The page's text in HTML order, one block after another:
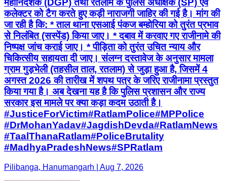
महानिदेशक (DGP) तथा रतलाम के पुलिस अधीक्षक (SP) एवं
कलेक्टर को टैग करते हुए कड़ी नाराजगी जाहिर की गई है। मांग की
जा रही है कि: * ताल थाना एसआई पंकज बम्होरिया को तुरंत प्रभाव
से निलंबित (सस्पेंड) किया जाए। * दबाव में करवाए गए राजीनामे की
निष्पक्ष जांच कराई जाए। * पीड़िता को तुरंत उचित न्याय और
चिकित्सीय सहायता दी जाए। संलग्न दस्तावेज के अनुसार मामला
ग्राम गुड़भेली (तहसील ताल, रतलाम) से जुड़ा हुआ है, जिसमें 4
अगस्त 2026 की तारीख में शपथ पत्र के जरिए राजीनामा प्रस्तुत
किया गया है। अब देखना यह है कि पुलिस प्रशासन और राज्य
सरकार इस मामले पर क्या कड़ा कदम उठाती है। ​
#JusticeForVictim ​#RatlamPolice ​#MPPolice ​
#DrMohanYadav ​#JagdishDevda ​#RatlamNews ​
#TaalThanaRatlam ​#PoliceBrutality ​
#MadhyaPradeshNews ​#SPRatlam
Pilibanga, Hanumangarh | Aug 7, 2026